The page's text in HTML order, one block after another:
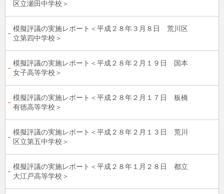
区立瀬田中学校＞
模擬評議の実施レポート＜平成２８年３月８日 荒川区
立第四中学校＞
模擬評議の実施レポート＜平成２８年２月１９日 国本
女子高等学校＞
模擬評議の実施レポート＜平成２８年２月１７日 板橋
有徳高等学校＞
模擬評議の実施レポート＜平成２８年２月１３日 荒川
区立第五中学校＞
模擬評議の実施レポート＜平成２８年１月２８日 都立
大江戸高等学校＞